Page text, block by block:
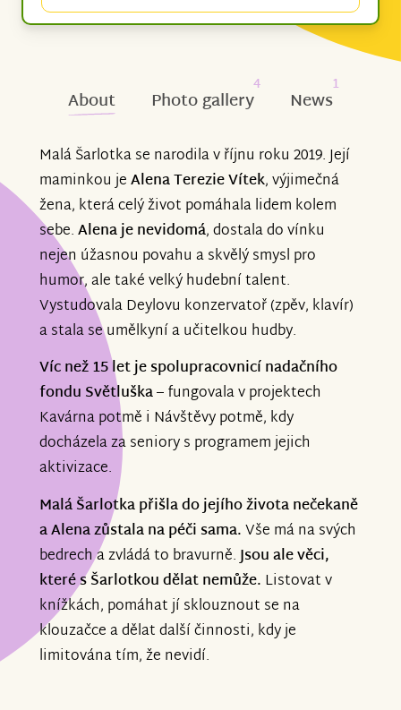
About Photo gallery
4
News
1
Malá Šarlotka se narodila v říjnu roku 2019. Její
maminkou jeAlena Terezie Vítek, výjimečná
žena, která celý život pomáhala lidem kolem
sebe.Alena je nevidomá, dostala do vínku
nejen úžasnou povahu a skvělý smysl pro
humor, ale také velký hudební talent.
Vystudovala Deylovu konzervatoř (zpěv, klavír)
a stala se umělkyní a učitelkou hudby.
Víc než 15 let je spolupracovnicí nadačního
fondu Světluška– fungovala v projektech
Kavárna potmě i Návštěvy potmě, kdy
docházela za seniory s programem jejich
aktivizace.
Malá Šarlotka přišla do jejího života nečekaně
a Alena zůstala na péči sama.Vše má na svých
bedrech a zvládá to bravurně.Jsou ale věci,
které s Šarlotkou dělat nemůže. Listovat v
knížkách, pomáhat jí sklouznout se na
klouzačce a dělat další činnosti, kdy je
limitována tím, že nevidí.